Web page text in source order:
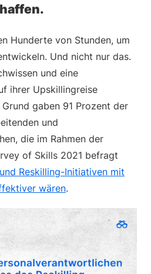
Hunderte von Stunden, um
Und nicht nur das.
und eine
ihrer Upskillingreise
gaben 91 Prozent der
und
die im Rahmen der
of Skills 2021 befragt
Reskilling-Initiativen mit
wären.